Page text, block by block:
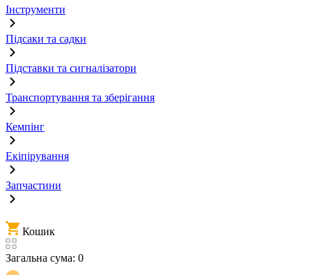
Інструменти
Підсаки та садки
Підставки та сигналізатори
Транспортування та зберігання
Кемпінг
Екіпірування
Запчастини
Кошик
Загальна сума: 0